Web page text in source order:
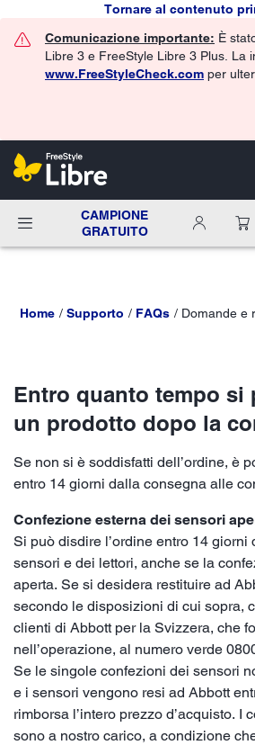
Tornare al contenuto
Comunicazione importante: È
Libre 3 e FreeStyle Libre 3 Plus. La
www.FreeStyleCheck.com per
CAMPIONE
GRATUITO
Home Supporto FAQs Domande e
Entro quanto tempo si
un prodotto dopo la
Se non si è soddisfatti dell’ordine, è
entro 14 giorni dalla consegna alle
Confezione esterna dei sensori
Si può disdire l’ordine entro 14 giorni
sensori e dei lettori, anche se la
aperta. Se si desidera restituire ad
secondo le disposizioni di cui sopra,
clienti di Abbott per la Svizzera, che
nell’operazione, al numero verde
Se le singole confezioni dei sensori
e i sensori vengono resi ad Abbott
rimborsa l’intero prezzo d’acquisto. I
sono a nostro carico, a condizione